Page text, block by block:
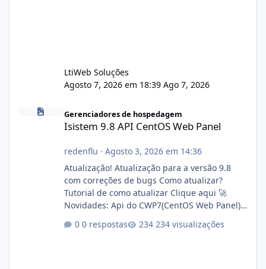
LtiWeb Soluções
Agosto 7, 2026 em 18:39 Ago 7, 2026
Isistem 9.8 API CentOS Web Panel
Gerenciadores de hospedagem
Isistem 9.8 API CentOS Web Panel
redenflu · Agosto 3, 2026 em 14:36
Atualização! Atualização para a versão 9.8
com correções de bugs Como atualizar?
Tutorial de como atualizar Clique aqui 🚀
Novidades: Api do CWP7(CentOS Web Panel)
autorizado a usasr o isistem:
0 respostas 234 visualizações